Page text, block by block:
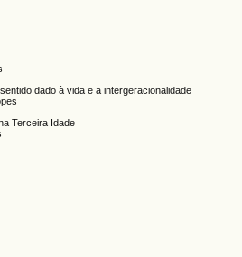
dado à vida e a intergeracionalidade
Terceira Idade